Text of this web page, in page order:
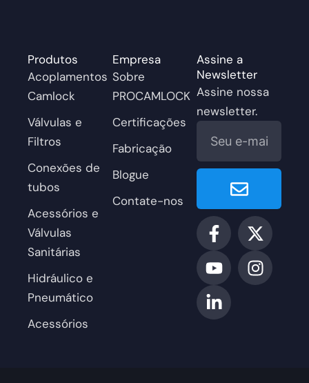
Produtos
Acoplamentos
Camlock
Válvulas e
Filtros
Conexões de
tubos
Acessórios e
Válvulas
Sanitárias
Hidráulico e
Pneumático
Acessórios
Empresa
Sobre
PROCAMLOCK
Certificações
Fabricação
Blogue
Contate-nos
Assine a
Newsletter
Assine nossa
newsletter.
E-
mail
Enviar
F
a
c
e
b
o
o
X
-
t
w
i
Y
o
u
T
u
b
e
I
n
s
t
a
L
i
n
k
e
d
i